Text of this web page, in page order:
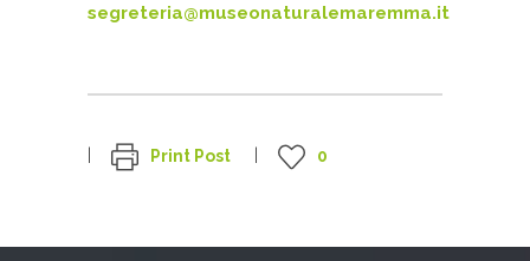
segreteria@museonaturalemaremma.it
Print Post 0